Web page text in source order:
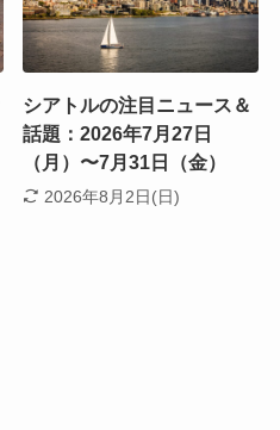
シアトルの注目ニュース＆
話題：2026年7月27日
（月）〜7月31日（金）
2026年8月2日(日)